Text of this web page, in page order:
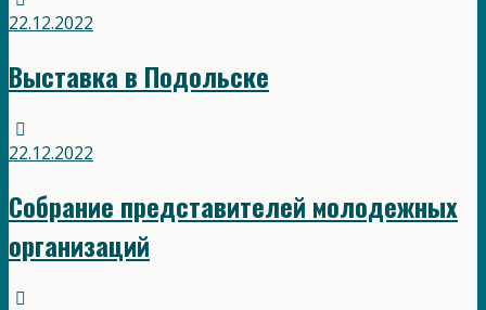
22.12.2022
Выставка в Подольске
22.12.2022
Собрание представителей молодежных
организаций